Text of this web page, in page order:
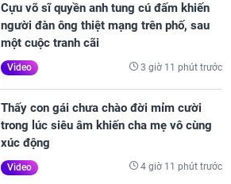
Cựu võ sĩ quyền anh tung cú đấm khiến
người đàn ông thiệt mạng trên phố, sau
một cuộc tranh cãi
Video 3 giờ 11 phút trước
Thấy con gái chưa chào đời mỉm cười
trong lúc siêu âm khiến cha mẹ vô cùng
xúc động
Video 4 giờ 11 phút trước